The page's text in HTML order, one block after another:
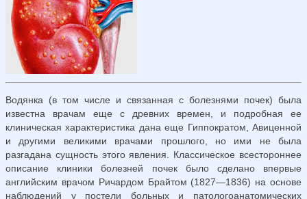
Водянка (в том числе и связанная с болезнями почек) была
известна врачам еще с древних времен, и подробная ее
клиническая характеристика дана еще Гиппократом, Авиценной
и другими великими врачами прошлого, но ими не была
разгадана сущность этого явления. Классическое всестороннее
описание клиники болезней почек было сделано впервые
английским врачом Ричардом Брайтом (1827—1836) на основе
наблюдений у постели больных и патологоанатомических